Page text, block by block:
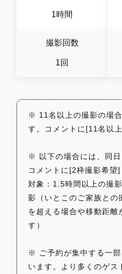
1時間
撮影回数
1回
※ 11名以上の撮影の場
す。コメントに[11名以
※ 以下の場合には、同日
コメントに[2枠撮影希望]
対象：1.5時間以上の撮
影（いとこのご家族との
を超える場合や移動距離
す）
※ ご予約が集中する一
います。より多くのゲス